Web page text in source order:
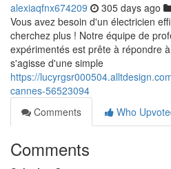
alexiaqfnx674209 305 days ago
Vous avez besoin d'un électricien
cherchez plus ! Notre équipe de
expérimentés est prête à répondre
s'agisse d'une simple
https://
cannes-56523094
Comments
Who
Comments